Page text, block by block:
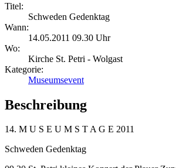
Titel:
Schweden Gedenktag
Wann:
14.05.2011 09.30 Uhr
Wo:
Kirche St. Petri - Wolgast
Kategorie:
Museumsevent
Beschreibung
14. M U S E U M S T A G E 2011
Schweden Gedenktag